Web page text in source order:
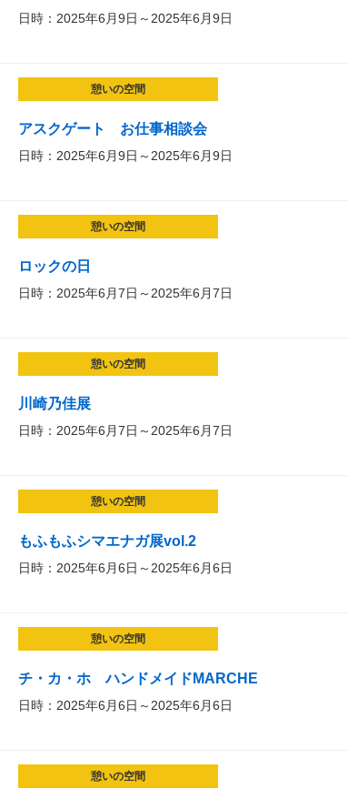
日時：2025年6月9日～2025年6月9日
憩いの空間
アスクゲート お仕事相談会
日時：2025年6月9日～2025年6月9日
憩いの空間
ロックの日
日時：2025年6月7日～2025年6月7日
憩いの空間
川崎乃佳展
日時：2025年6月7日～2025年6月7日
憩いの空間
もふもふシマエナガ展vol.2
日時：2025年6月6日～2025年6月6日
憩いの空間
チ・カ・ホ ハンドメイドMARCHE
日時：2025年6月6日～2025年6月6日
憩いの空間